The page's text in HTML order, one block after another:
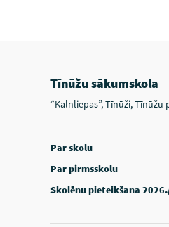
Tīnūžu sākumskola
“Kalnliepas”, Tīnūži, Tīnūžu
Par skolu
Par pirmsskolu
Skolēnu pieteikšana